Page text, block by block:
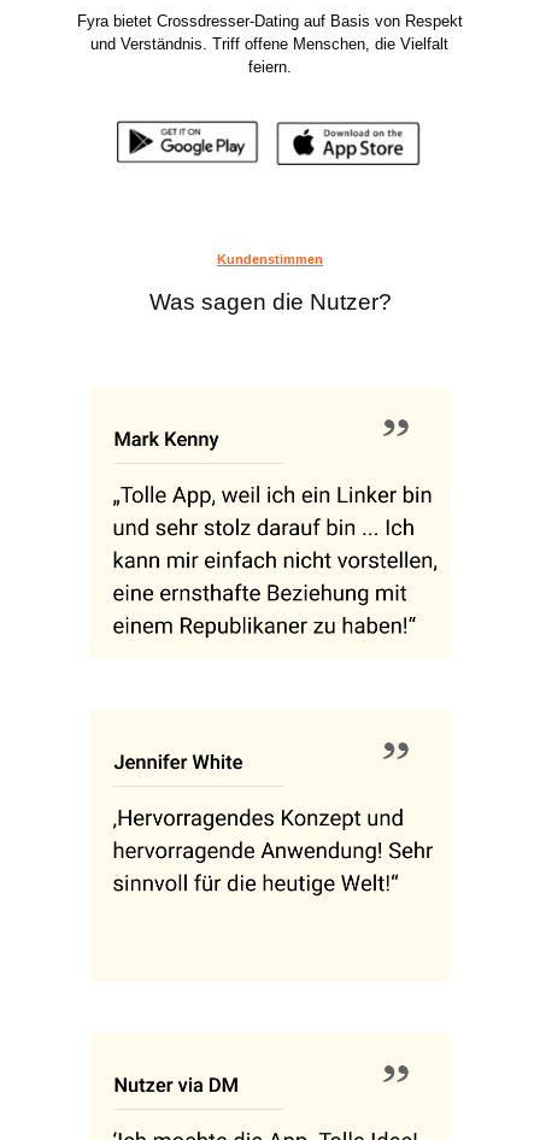
Fyra bietet Crossdresser-Dating auf Basis von Respekt
und Verständnis. Triff offene Menschen, die Vielfalt
feiern.
Kundenstimmen
Was sagen die Nutzer?